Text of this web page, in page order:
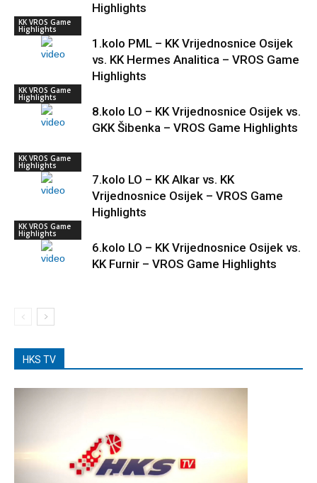
Highlights
KK VROS Game
Highlights
1.kolo PML – KK Vrijednosnice Osijek
vs. KK Hermes Analitica – VROS Game
Highlights
KK VROS Game
Highlights
8.kolo LO – KK Vrijednosnice Osijek vs.
GKK Šibenka – VROS Game Highlights
KK VROS Game
Highlights
7.kolo LO – KK Alkar vs. KK
Vrijednosnice Osijek – VROS Game
Highlights
KK VROS Game
Highlights
6.kolo LO – KK Vrijednosnice Osijek vs.
KK Furnir – VROS Game Highlights
HKS TV